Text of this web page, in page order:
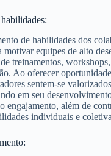
de habilidades dos
motivar equipes de alto
treinamentos,
Ao oferecer
sentem-se
em seu
engajamento, além de
individuais e